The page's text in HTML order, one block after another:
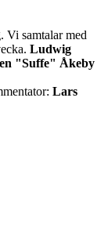
Vi samtalar med
Ludwig
"Suffe" Åkeby
Lars